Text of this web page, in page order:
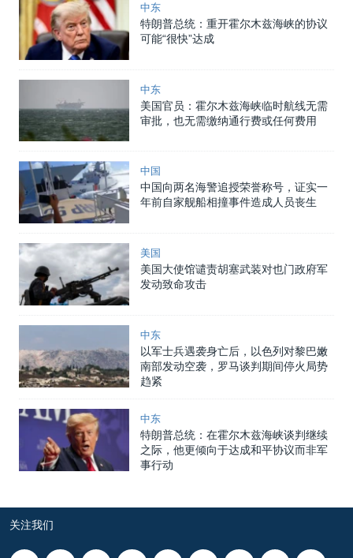
中东
特朗普总统：重开霍尔木兹海峡的协议
可能“很快”达成
中东
美国官员：霍尔木兹海峡临时航线无需
审批，也无需缴纳通行费或任何费用
中国
中国向两名海警追授荣誉称号，证实一
年前自家舰船相撞事件造成人员丧生
美国
美国大使馆谴责胡塞武装对也门政府军
发动致命攻击
中东
以军士兵遇袭身亡后，以色列对黎巴嫩
南部发动空袭，罗马谈判期间停火局势
趋紧
中东
特朗普总统：在霍尔木兹海峡谈判继续
之际，他更倾向于达成和平协议而非军
事行动
关注我们